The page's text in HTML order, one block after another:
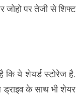
जोहो पर तेजी से शिफ्ट
कि ये शेयर्ड स्टोरेज है.
के साथ भी शेयर